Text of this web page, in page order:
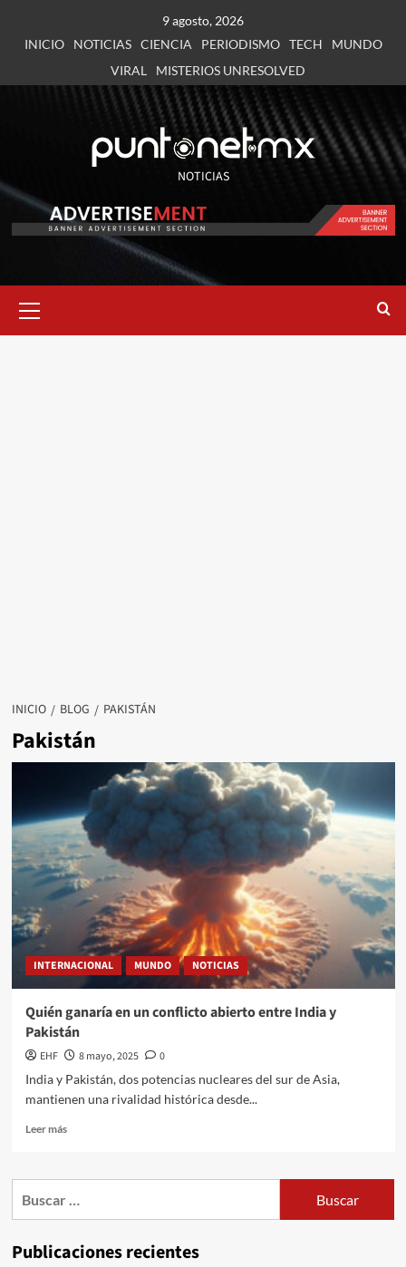
9 agosto, 2026
INICIO
NOTICIAS CIENCIA PERIODISMO TECH
MUNDO
VIRAL
MISTERIOS UNRESOLVED
NOTICIAS
INICIO BLOG PAKISTÁN
Pakistán
INTERNACIONAL MUNDO NOTICIAS
Quién ganaría en un conflicto abierto entre India y
Pakistán
EHF 8 mayo, 2025
0
India y Pakistán, dos potencias nucleares del sur de Asia,
mantienen una rivalidad histórica desde...
Leer más
Publicaciones recientes